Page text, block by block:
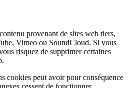
provenant de sites web tiers,
Vimeo ou SoundCloud. Si vous
risquez de supprimer certaines
cookies peut avoir pour conséquence